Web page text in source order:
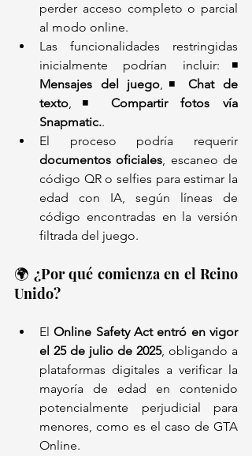
perder acceso completo o parcial
al modo online.
Las funcionalidades restringidas
Mensajes del juego,◾ Chat de
texto,◾ Compartir fotos vía
Snapmatic..
documentos oficiales, escaneo de
código QR o selfies para estimar la
edad con IA, según líneas de
código encontradas en la versión
filtrada del juego.
🌍 ¿Por qué comienza en el Reino
Unido?
El Online Safety Act entró en vigor
el 25 de julio de 2025, obligando a
plataformas digitales a verificar la
mayoría de edad en contenido
potencialmente perjudicial para
menores, como es el caso de GTA
Online.